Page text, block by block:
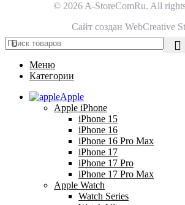
© 2026 A-StoreComRu. All
Сайт создан WebCreative
Меню
Категории
Apple
Apple iPhone
iPhone 15
iPhone 16
iPhone 16 Pro Max
iPhone 17
iPhone 17 Pro
iPhone 17 Pro Max
Apple Watch
Watch Series